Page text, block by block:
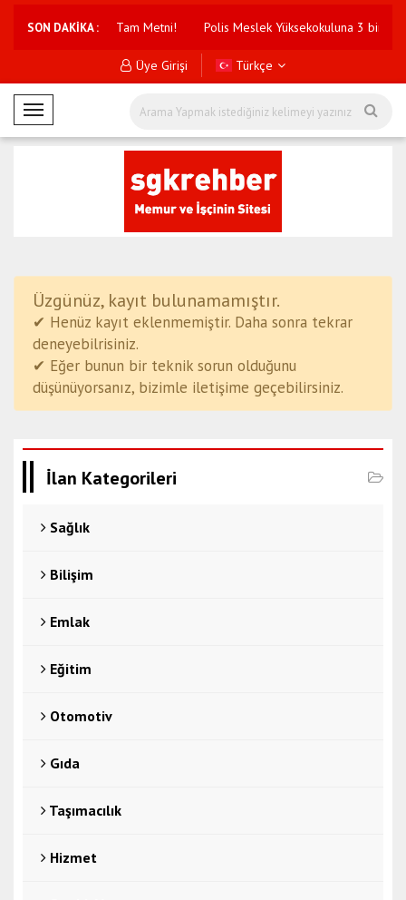
SON DAKİKA :
Getiren Teklifin Tam Metni! Polis Meslek Yüksekokuluna 3 bin
Üye Girişi Türkçe
M
o
ü
Üzgünüz, kayıt bulunamamıştır.
✔ Henüz kayıt eklenmemiştir. Daha sonra tekrar
deneyebilrisiniz.
✔ Eğer bunun bir teknik sorun olduğunu
düşünüyorsanız, bizimle iletişime geçebilirsiniz.
İlan Kategorileri
Sağlık
Bilişim
Emlak
Eğitim
Otomotiv
Gıda
Taşımacılık
Hizmet